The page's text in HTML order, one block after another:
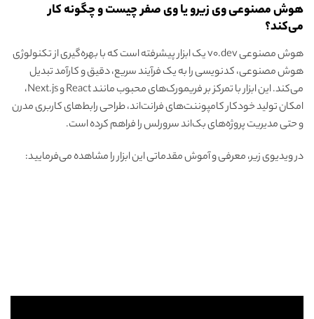
هوش مصنوعی وی زیرو یا وی صفر چیست و چگونه کار
می‌کند؟
هوش مصنوعی v0.dev یک ابزار پیشرفته است که با بهره‌گیری از تکنولوژی
هوش مصنوعی، کدنویسی را به یک فرآیند سریع، دقیق و کارآمد تبدیل
می‌کند. این ابزار با تمرکز بر فریمورک‌های محبوب مانند React و Next.js،
امکان تولید خودکار کامپوننت‌های فرانت‌اند، طراحی رابط‌های کاربری مدرن
و حتی مدیریت پروژه‌های بک‌اند سرورلس را فراهم کرده است.
در ویدیوی زیر، معرفی و آموش مقدماتی این ابزار را مشاهده می‌فرمایید: